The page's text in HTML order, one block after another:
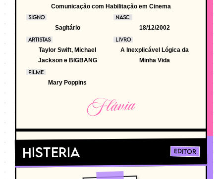
Comunicação com Habilitação em Cinema
SIGNO
Sagitário
NASC.
18/12/2002
ARTISTAS
Taylor Swift, Michael
Jackson e BIGBANG
LIVRO
A Inexplicável Lógica da
Minha Vida
FILME
Mary Poppins
Flávia
Histeria Editor